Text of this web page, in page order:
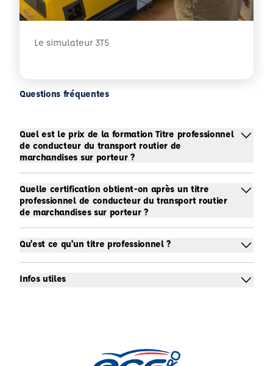
Le simulateur 3T5
Questions fréquentes
Quel est le prix de la formation Titre professionnel
de conducteur du transport routier de
marchandises sur porteur ?
Quelle certification obtient-on après un titre
professionnel de conducteur du transport routier
de marchandises sur porteur ?
Qu'est ce qu'un titre professionnel ?
Infos utiles